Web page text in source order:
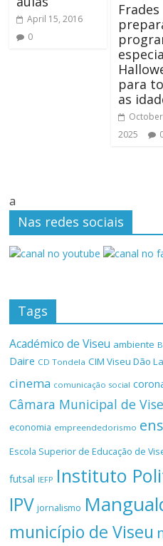
April 15, 2016
0
Frades
para
as
2025
a
Nas redes sociais
Tags
Académico de Viseu ambiente
Daire CD Tondela CIM Viseu Dão
cinema comunicação social
Câmara Municipal de
economia empreendedorismo
Escola Superior de Educação de
futsal IEFP Instituto
IPV jornalismo
município de Viseu